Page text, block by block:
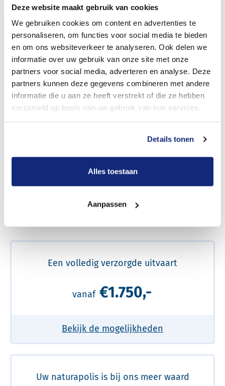
Deze website maakt gebruik van cookies
We gebruiken cookies om content en advertenties te
personaliseren, om functies voor social media te bieden
en om ons websiteverkeer te analyseren. Ook delen we
informatie over uw gebruik van onze site met onze
partners voor social media, adverteren en analyse. Deze
partners kunnen deze gegevens combineren met andere
informatie die u aan ze heeft verstrekt of die ze hebben
verzameld op basis van uw gebruik van hun services.
Details tonen
Alles toestaan
Aanpassen
Bekijk tarieven voor begrafenis
Een betere uitvaart ervaring voor een betere
Een volledig verzorgde uitvaart
vanaf €1.750,-
Bekijk de mogelijkheden
Uw naturapolis is bij ons meer waard